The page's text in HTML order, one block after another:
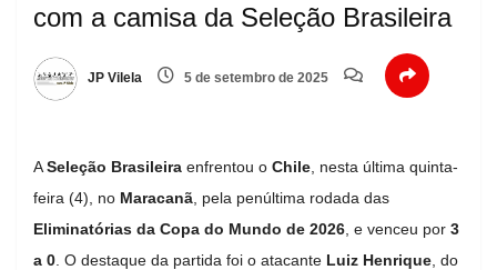
com a camisa da Seleção Brasileira
JP Vilela 5 de setembro de 2025
ASeleção Brasileira enfrentou o Chile , nesta última quinta-
feira (4), no Maracanã , pela penúltima rodada das
Eliminatórias da Copa do Mundo de 2026 , e venceu por 3
a 0 . O destaque da partida foi o atacante Luiz Henrique , do